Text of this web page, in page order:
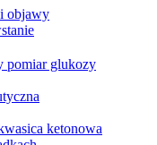
objawy
pomiar glukozy
ketonowa